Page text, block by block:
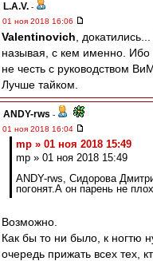
L.А.V. -
01 ноя 2018 16:06
Valentinovich ,
называя, с кем именно.
не честь с руководством ВиМ
Лучше тайком.
ANDY-rws -
01 ноя 2018 16:04
mp » 01 ноя 2018 15:49
mp » 01 ноя 2018 15:49
ANDY-rws, Сидорова
погонят.А он парень не
Возможно.
Как бы то ни было, к ногтю
очередь прижать всех тех,